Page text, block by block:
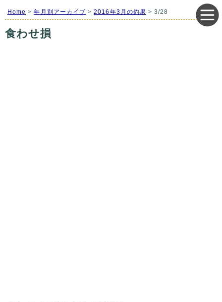
Home >年月別アーカイブ >2016年3月の釣果 > 3/28
食わせ損